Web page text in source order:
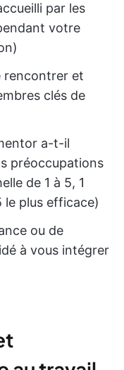
par les
votre
rencontrer et
clés de
a-t-il
préoccupations
de 1 à 5, 1
plus efficace)
ou de
à vous intégrer